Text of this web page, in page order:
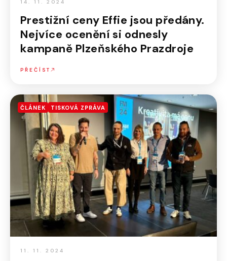
14. 11. 2024
Prestižní ceny Effie jsou předány.
Nejvíce ocenění si odnesly
kampaně Plzeňského Prazdroje
PŘEČÍST
ČLÁNEK TISKOVÁ ZPRÁVA
11. 11. 2024